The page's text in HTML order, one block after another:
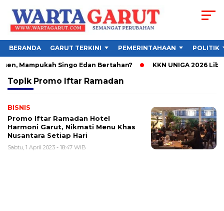
BERANDA GARUT TERKINI PEMERINTAHAAN POLITIK
Mampukah Singo Edan Bertahan? KKN UNIGA 2026
Topik Promo Iftar Ramadan
BISNIS
Promo Iftar Ramadan Hotel
Harmoni Garut, Nikmati Menu Khas
Nusantara Setiap Hari
Sabtu, 1 April 2023 - 18:47 WIB